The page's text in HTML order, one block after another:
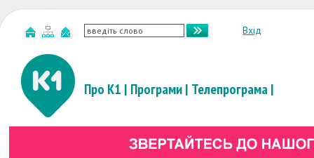
Вхід
Про К1 | Програми| Телепрограма|